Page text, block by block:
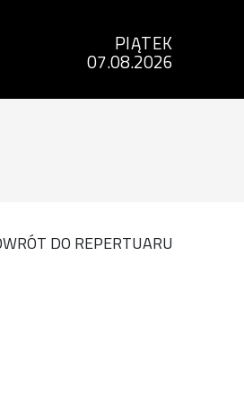
PIĄTEK
07.08.2026
DO REPERTUARU